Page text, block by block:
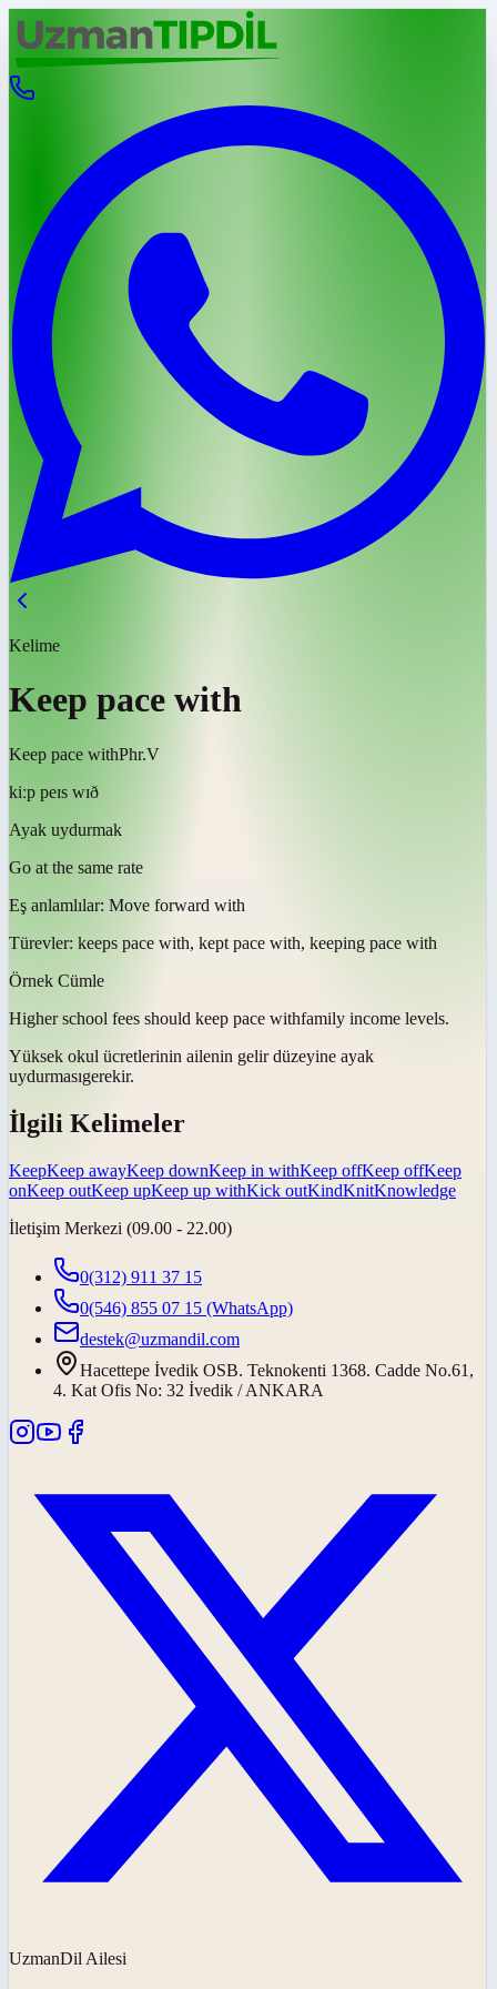
Kelime
Keep pace with
Keep pace withPhr.V
kiːp peɪs wɪð
Ayak uydurmak
Go at the same rate
Eş anlamlılar: Move forward with
Türevler: keeps pace with, kept pace with, keeping pace with
Örnek Cümle
Higher school fees should keep pace withfamily income levels.
Yüksek okul ücretlerinin ailenin gelir düzeyine ayak
uydurmasıgerekir.
İlgili Kelimeler
KeepKeep awayKeep downKeep in withKeep offKeep offKeep
onKeep outKeep upKeep up withKick outKindKnitKnowledge
İletişim Merkezi (09.00 - 22.00)
0(312) 911 37 15
0(546) 855 07 15 (WhatsApp)
destek@uzmandil.com
Hacettepe İvedik OSB. Teknokenti 1368. Cadde No.61,
4. Kat Ofis No: 32 İvedik / ANKARA
UzmanDil Ailesi